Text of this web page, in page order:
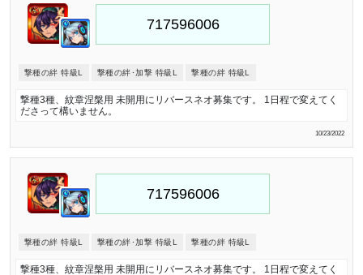
撃種の絆 特級L 撃種の絆･加撃 特級L 撃種の絆 特級L
撃種3種、紋章涅槃用 未開用にリバースネオ募集です。 1日程で変えてく
ださって構いません。
10/23/2022
撃種の絆 特級L 撃種の絆･加撃 特級L 撃種の絆 特級L
撃種3種、紋章涅槃用 未開用にリバースネオ募集です。 1日程で変えてく